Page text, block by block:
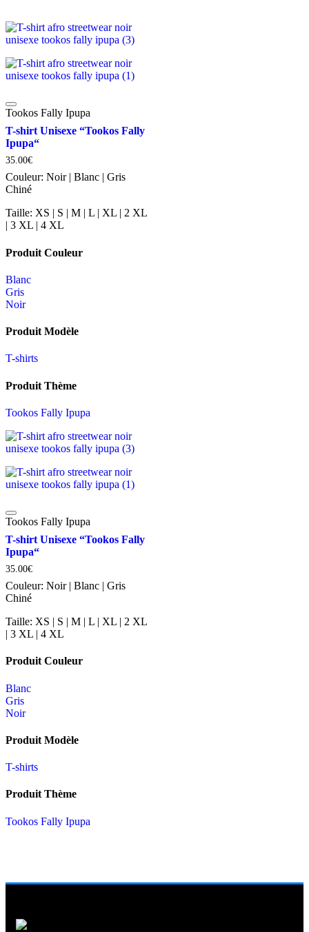
Tookos Fally Ipupa
T-shirt Unisexe “Tookos Fally
Ipupa“
35.00€
Couleur: Noir | Blanc | Gris
Chiné
Taille: XS | S | M | L | XL | 2 XL
| 3 XL | 4 XL
Produit Couleur
Blanc
Gris
Noir
Produit Modèle
T-shirts
Produit Thème
Tookos Fally Ipupa
Tookos Fally Ipupa
T-shirt Unisexe “Tookos Fally
Ipupa“
35.00€
Couleur: Noir | Blanc | Gris
Chiné
Taille: XS | S | M | L | XL | 2 XL
| 3 XL | 4 XL
Produit Couleur
Blanc
Gris
Noir
Produit Modèle
T-shirts
Produit Thème
Tookos Fally Ipupa